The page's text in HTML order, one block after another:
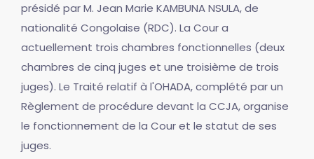
présidé par M. Jean Marie KAMBUNA NSULA, de
nationalité Congolaise (RDC). La Cour a
actuellement trois chambres fonctionnelles (deux
chambres de cinq juges et une troisième de trois
juges). Le Traité relatif à l'OHADA, complété par un
Règlement de procédure devant la CCJA, organise
le fonctionnement de la Cour et le statut de ses
juges.